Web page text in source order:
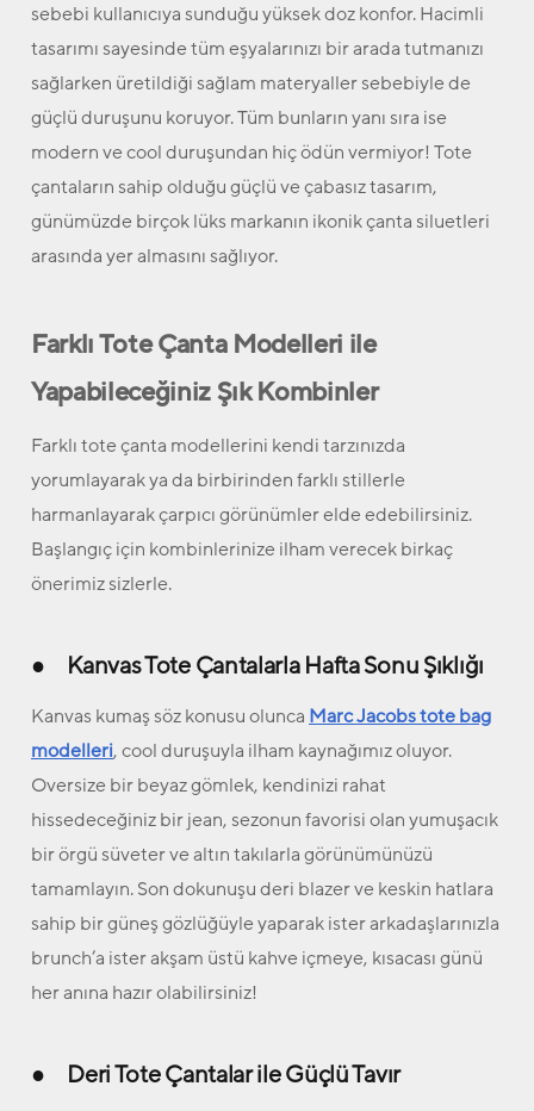
sebebi kullanıcıya sunduğu yüksek doz konfor. Hacimli
tasarımı sayesinde tüm eşyalarınızı bir arada tutmanızı
sağlarken üretildiği sağlam materyaller sebebiyle de
güçlü duruşunu koruyor. Tüm bunların yanı sıra ise
modern ve cool duruşundan hiç ödün vermiyor! Tote
çantaların sahip olduğu güçlü ve çabasız tasarım,
günümüzde birçok lüks markanın ikonik çanta siluetleri
arasında yer almasını sağlıyor.
Farklı Tote Çanta Modelleri ile
Yapabileceğiniz Şık Kombinler
Farklı tote çanta modellerini kendi tarzınızda
yorumlayarak ya da birbirinden farklı stillerle
harmanlayarak çarpıcı görünümler elde edebilirsiniz.
Başlangıç için kombinlerinize ilham verecek birkaç
önerimiz sizlerle.
● Kanvas Tote Çantalarla Hafta Sonu Şıklığı
Kanvas kumaş söz konusu olunca Marc Jacobs tote bag
modelleri, cool duruşuyla ilham kaynağımız oluyor.
Oversize bir beyaz gömlek, kendinizi rahat
hissedeceğiniz bir jean, sezonun favorisi olan yumuşacık
bir örgü süveter ve altın takılarla görünümünüzü
tamamlayın. Son dokunuşu deri blazer ve keskin hatlara
sahip bir güneş gözlüğüyle yaparak ister arkadaşlarınızla
brunch’a ister akşam üstü kahve içmeye, kısacası günü
her anına hazır olabilirsiniz!
● Deri Tote Çantalar ile Güçlü Tavır